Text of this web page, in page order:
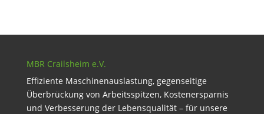
MBR Crailsheim e.V.
Effiziente Maschinenauslastung, gegenseitige
Überbrückung von Arbeitsspitzen, Kostenersparnis
und Verbesserung der Lebensqualität – für unsere